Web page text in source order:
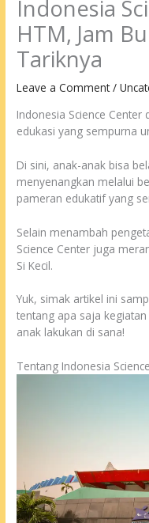
Indonesia
HTM, Jam
Tariknya
Leave a Comment /
Indonesia Science
edukasi yang sempurna
Di sini, anak-anak bisa
menyenangkan melalui
pameran edukatif yang
Selain menambah
Science Center juga
Si Kecil.
Yuk, simak artikel ini
tentang apa saja
anak lakukan di sana!
Tentang Indonesia